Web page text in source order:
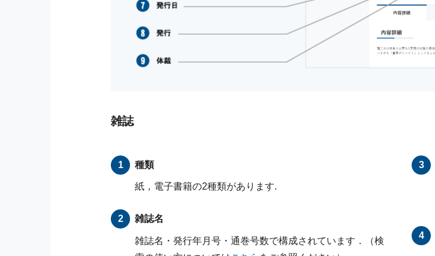
雑誌
種類
紙，電子書籍の2種類があります.
雑誌名
雑誌名・発行年月号・通巻号数で構成されています．（検